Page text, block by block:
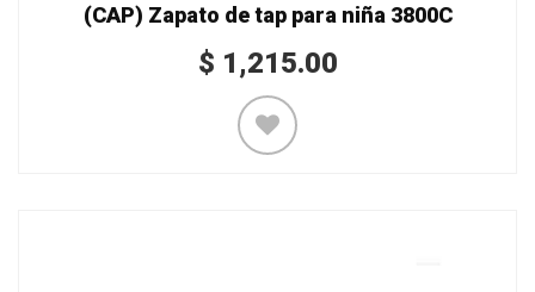
(CAP) Zapato de tap para niña 3800C
$ 1,215.00